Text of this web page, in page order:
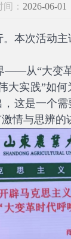
： 2026-06-01
。本次活动主
从“大变
实践”如
这是一个
情与思辨的